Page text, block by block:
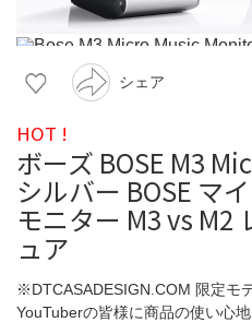
シェア
HOT !
ボーズ BOSE M3
シルバー BOSE マ
モニター M3 vs M2
ュア
※DTCASADESIGN.COM 限定モ
YouTuberの皆様に商品の使い心